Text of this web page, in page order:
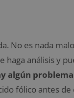
No es nada
haga análisis y
algún
fólico antes de